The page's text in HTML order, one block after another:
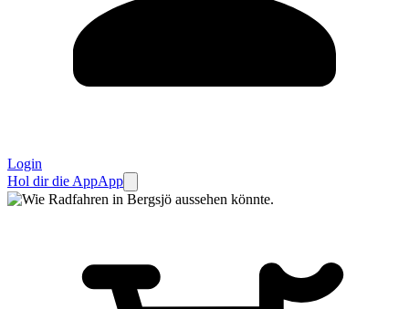
Login
Hol dir die AppApp